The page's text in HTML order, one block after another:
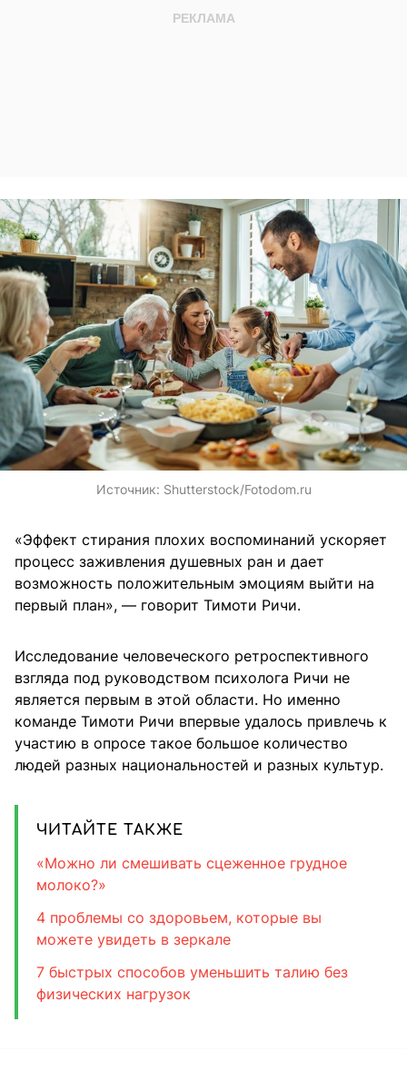
Источник: Shutterstock/Fotodom.ru
«Эффект стирания плохих воспоминаний ускоряет
процесс заживления душевных ран и дает
возможность положительным эмоциям выйти на
первый план», — говорит Тимоти Ричи.
Исследование человеческого ретроспективного
взгляда под руководством психолога Ричи не
является первым в этой области. Но именно
команде Тимоти Ричи впервые удалось привлечь к
участию в опросе такое большое количество
людей разных национальностей и разных культур.
ЧИТАЙТЕ ТАКЖЕ
«Можно ли смешивать сцеженное грудное
молоко?»
4 проблемы со здоровьем, которые вы
можете увидеть в зеркале
7 быстрых способов уменьшить талию без
физических нагрузок